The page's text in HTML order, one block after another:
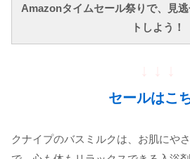
Amazonタイムセール祭りで、見
トしよう！
セールはこ
クナイプのバスミルクは、お肌にや